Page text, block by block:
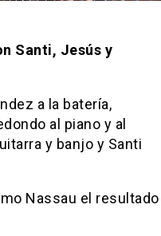
Santi, Jesús y
a la batería,
al piano y al
y banjo y Santi
Nassau el resultado